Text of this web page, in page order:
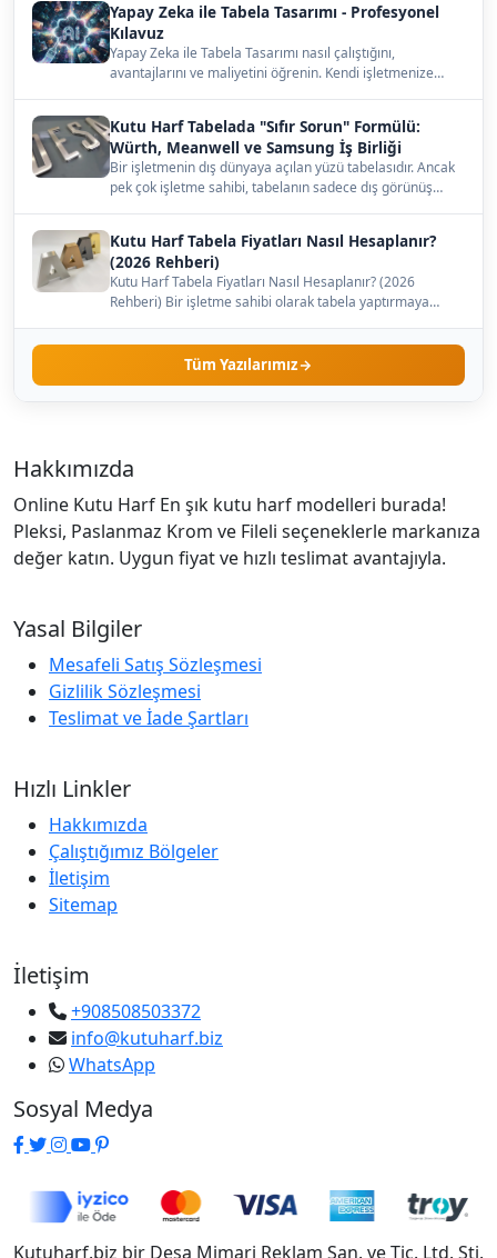
Yapay Zeka ile Tabela Tasarımı - Profesyonel
Kılavuz
Yapay Zeka ile Tabela Tasarımı nasıl çalıştığını,
avantajlarını ve maliyetini öğrenin. Kendi işletmenize
Kutu Harf Tabelada "Sıfır Sorun" Formülü:
Würth, Meanwell ve Samsung İş Birliği
Bir işletmenin dış dünyaya açılan yüzü tabelasıdır. Ancak
pek çok işletme sahibi, tabelanın sadece dış görünüş…
Kutu Harf Tabela Fiyatları Nasıl Hesaplanır?
(2026 Rehberi)
Kutu Harf Tabela Fiyatları Nasıl Hesaplanır? (2026
Rehberi) Bir işletme sahibi olarak tabela yaptırmaya
Tüm Yazılarımız
Hakkımızda
Online Kutu Harf En şık kutu harf modelleri burada!
Pleksi, Paslanmaz Krom ve Fileli seçeneklerle markanıza
değer katın. Uygun fiyat ve hızlı teslimat avantajıyla.
Yasal Bilgiler
Mesafeli Satış Sözleşmesi
Gizlilik Sözleşmesi
Teslimat ve İade Şartları
Hızlı Linkler
Hakkımızda
Çalıştığımız Bölgeler
İletişim
Sitemap
İletişim
+908508503372
info@kutuharf.biz
WhatsApp
Sosyal Medya
Kutuharf.biz bir Desa Mimari Reklam San. ve Tic. Ltd. Şti.